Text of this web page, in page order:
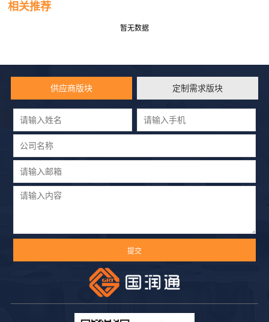
相关推荐
暂无数据
供应商版块 定制需求版块